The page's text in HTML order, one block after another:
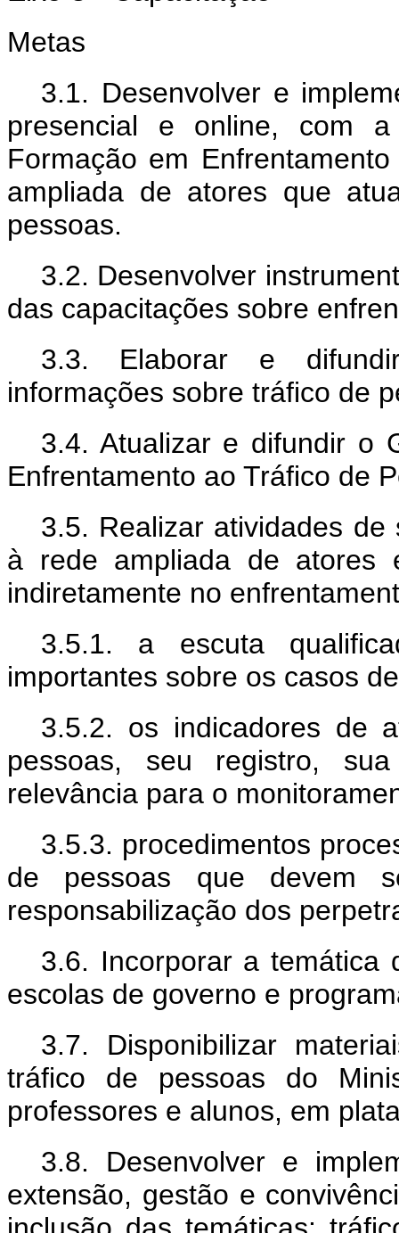
Metas
3.1. Desenvolver e
presencial e online, com
Formação em
ampliada de atores que
pessoas.
3.2. Desenvolver
das capacitações sobre
3.3. Elaborar e
informações sobre tráfico de
3.4. Atualizar e difundir o
Enfrentamento ao Tráfico de
3.5. Realizar atividades
à rede ampliada de atores
indiretamente no
3.5.1. a escuta
importantes sobre os casos
3.5.2. os indicadores de
pessoas, seu registro,
relevância para o
3.5.3. procedimentos
de pessoas que devem
responsabilização dos
3.6. Incorporar a temática
escolas de governo e
3.7. Disponibilizar
tráfico de pessoas do
professores e alunos, em
3.8. Desenvolver e
extensão, gestão e